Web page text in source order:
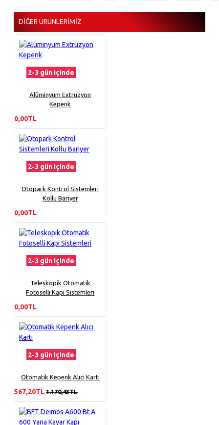
DIĞER ÜRÜNLERIMIZ
2-3 gün içinde
Alüminyum Extrüzyon
Kepenk
0,00TL
2-3 gün içinde
Otopark Kontrol Sistemleri
Kollu Bariyer
0,00TL
2-3 gün içinde
Teleskopik Otomatik
Fotoselli Kapı Sistemleri
0,00TL
2-3 gün içinde
Otomatik Kepenk Alıcı Kartı
567,20TL 1.170,43TL